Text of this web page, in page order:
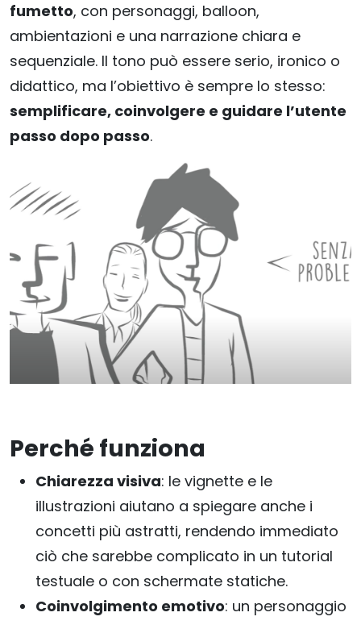
fumetto, con personaggi, balloon,
ambientazioni e una narrazione chiara e
sequenziale. Il tono può essere serio, ironico o
didattico, ma l’obiettivo è sempre lo stesso:
semplificare, coinvolgere e guidare l’utente
passo dopo passo.
Perché funziona
Chiarezza visiva: le vignette e le
illustrazioni aiutano a spiegare anche i
concetti più astratti, rendendo immediato
ciò che sarebbe complicato in un tutorial
testuale o con schermate statiche.
Coinvolgimento emotivo: un personaggio